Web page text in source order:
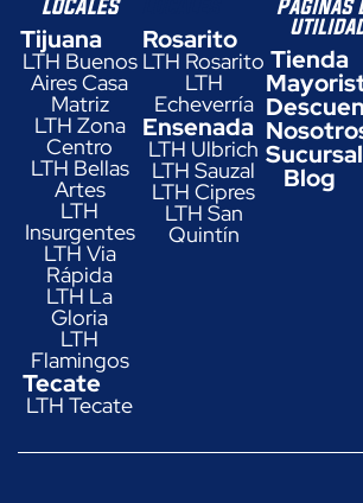
Tijuana
LTH Buenos
Aires Casa
Matriz
LTH Zona
Centro
LTH Bellas
Artes
LTH
Insurgentes
LTH Via
Rápida
LTH La
Gloria
LTH
Flamingos
Tecate
LTH Tecate
Rosarito
LTH Rosarito
LTH
Echeverría
Ensenada
LTH Ulbrich
LTH Sauzal
LTH Cipres
LTH San
Quintín
Tienda
Blog